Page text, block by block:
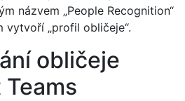
názvem „People Recognition“
vytvoří „profil obličeje“.
obličeje